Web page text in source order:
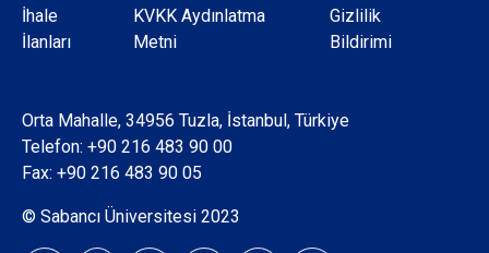
Dipnot
İhale
İlanları
KVKK Aydınlatma
Metni
Gizlilik
Bildirimi
Orta Mahalle, 34956 Tuzla, İstanbul, Türkiye
Telefon: +90 216 483 90 00
Fax: +90 216 483 90 05
© Sabancı Üniversitesi 2023